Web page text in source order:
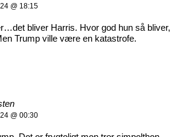
@ 18:15
bliver Harris. Hvor god hun så bliver,
Trump ville være en katastrofe.
@ 00:30